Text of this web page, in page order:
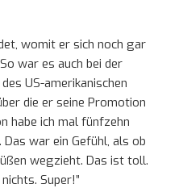
womit er sich noch gar
war es auch bei der
US-amerikanischen
die er seine Promotion
habe ich mal fünfzehn
war ein Gefühl, als ob
wegzieht. Das ist toll.
Super!”